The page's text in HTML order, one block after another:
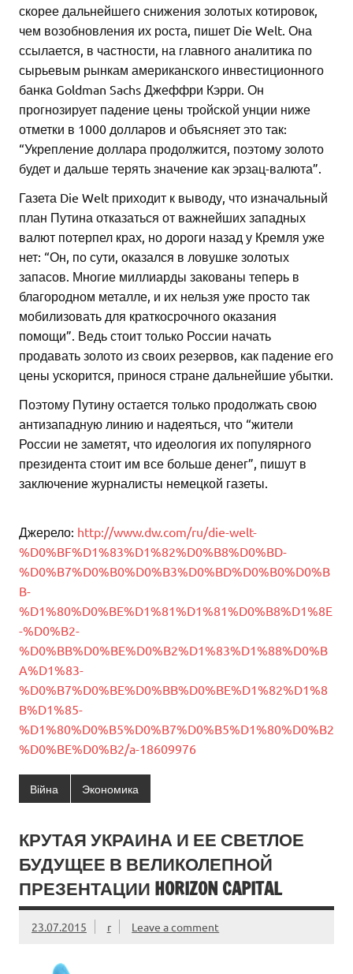
скорее дальнейшего снижения золотых котировок,
чем возобновления их роста, пишет Die Welt. Она
ссылается, в частности, на главного аналитика по
сырьевым рынкам американского инвестиционного
банка Goldman Sachs Джеффри Кэрри. Он
прогнозирует падение цены тройской унции ниже
отметки в 1000 долларов и объясняет это так:
“Укрепление доллара продолжится, поэтому золото
будет и дальше терять значение как эрзац-валюта”.
Газета Die Welt приходит к выводу, что изначальный
план Путина отказаться от важнейших западных
валют потерпел крах, но дороги назад у Кремля уже
нет: “Он, по сути, оказался в ловушке золотых
запасов. Многие миллиарды закованы теперь в
благородном металле, и их нельзя уже просто так
мобилизовать для краткосрочного оказания
помощи”. Ведь стоит только России начать
продавать золото из своих резервов, как падение его
цены ускорится, принося стране дальнейшие убытки.
Поэтому Путину остается только продолжать свою
антизападную линию и надеяться, что “жители
России не заметят, что идеология их популярного
президента стоит им все больше денег”, пишут в
заключение журналисты немецкой газеты.
Джерело: http://www.dw.com/ru/die-welt-
%D0%BF%D1%83%D1%82%D0%B8%D0%BD-
%D0%B7%D0%B0%D0%B3%D0%BD%D0%B0%D0%B
B-
%D1%80%D0%BE%D1%81%D1%81%D0%B8%D1%8E
-%D0%B2-
%D0%BB%D0%BE%D0%B2%D1%83%D1%88%D0%B
A%D1%83-
%D0%B7%D0%BE%D0%BB%D0%BE%D1%82%D1%8
B%D1%85-
%D1%80%D0%B5%D0%B7%D0%B5%D1%80%D0%B2
%D0%BE%D0%B2/a-18609976
Війна Экономика
КРУТАЯ УКРАИНА И ЕЕ СВЕТЛОЕ
БУДУЩЕЕ В ВЕЛИКОЛЕПНОЙ
ПРЕЗЕНТАЦИИ HORIZON CAPITAL
23.07.2015 r Leave a comment